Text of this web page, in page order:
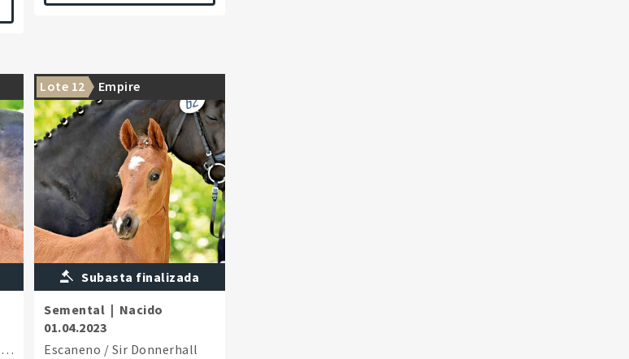
Lote 12 Empire
Subasta finalizada
Semental | Nacido
01.04.2023
Escaneno / Sir Donnerhall